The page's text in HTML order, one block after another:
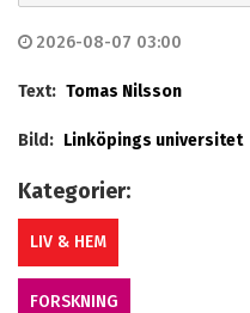
2026-08-07 03:00
Text: Tomas Nilsson
Bild: Linköpings universitet
Kategorier:
LIV & HEM
FORSKNING